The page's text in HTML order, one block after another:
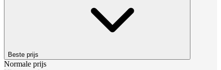
Beste prijs
Normale prijs